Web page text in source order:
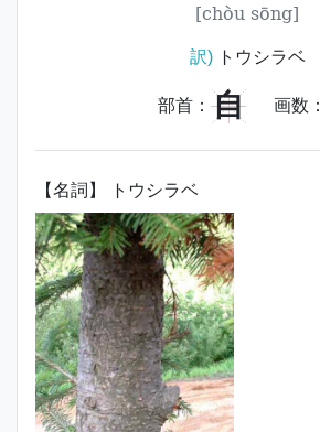
[chòu sōng]
訳)トウシラベ
部首： 自 画数：
【名詞】 トウシラベ